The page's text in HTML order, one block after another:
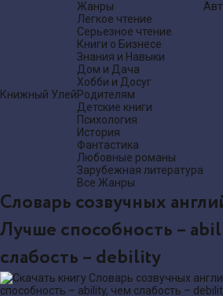
Книжный Улей
Жанры
Легкое чтение
Серьезное чтение
Книги о Бизнесе
Знания и Навыки
Дом и Дача
Хобби и Досуг
Родителям
Детские книги
Психология
История
Фантастика
Любовные романы
Зарубежная литература
Все Жанры
Словарь созвучных
Лучше способность –
слабость – debility